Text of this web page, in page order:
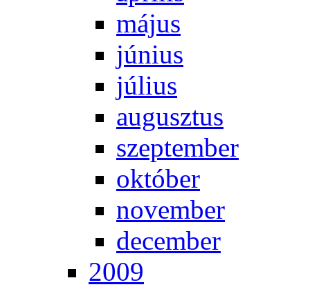
má­jus
jú­ni­us
jú­li­us
au­gusz­tus
szep­tem­ber
ok­tó­ber
no­vem­ber
de­cem­ber
2009